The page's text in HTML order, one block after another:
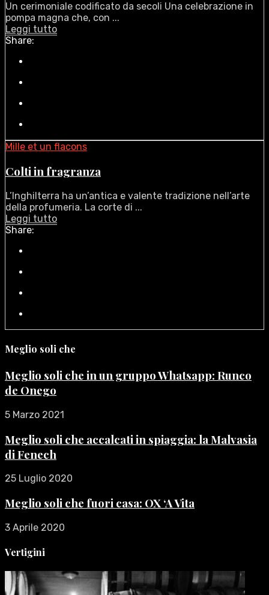
Un cerimoniale codificato da secoli Una celebrazione in
pompa magna che, con ...
Leggi tutto
Share:
Mille et un flacons
Colti in fragranza
L’Inghilterra ha un’antica e valente tradizione nell’arte
della profumeria. La corte di ...
Leggi tutto
Share:
Meglio soli che
Meglio soli che in un gruppo Whatsapp: Runco
de Onego
5 Marzo 2021
Meglio soli che accalcati in spiaggia: la Malvasia
di Fenech
25 Luglio 2020
Meglio soli che fuori casa: OX ‘A Vita
3 Aprile 2020
Vertigini